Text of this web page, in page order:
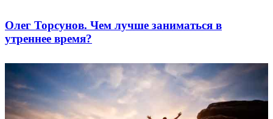
Олег Торсунов. Чем лучше заниматься в
утреннее время?